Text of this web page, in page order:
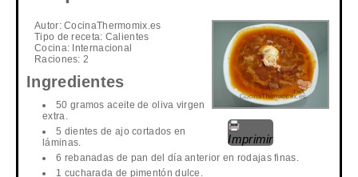
Imprimir
Autor:CocinaThermomix.es
Tipo de receta: Calientes
Cocina: Internacional
Raciones: 2
Ingredientes
50 gramos aceite de oliva virgen
extra.
5 dientes de ajo cortados en
láminas.
6 rebanadas de pan del día anterior en rodajas finas.
1 cucharada de pimentón dulce.